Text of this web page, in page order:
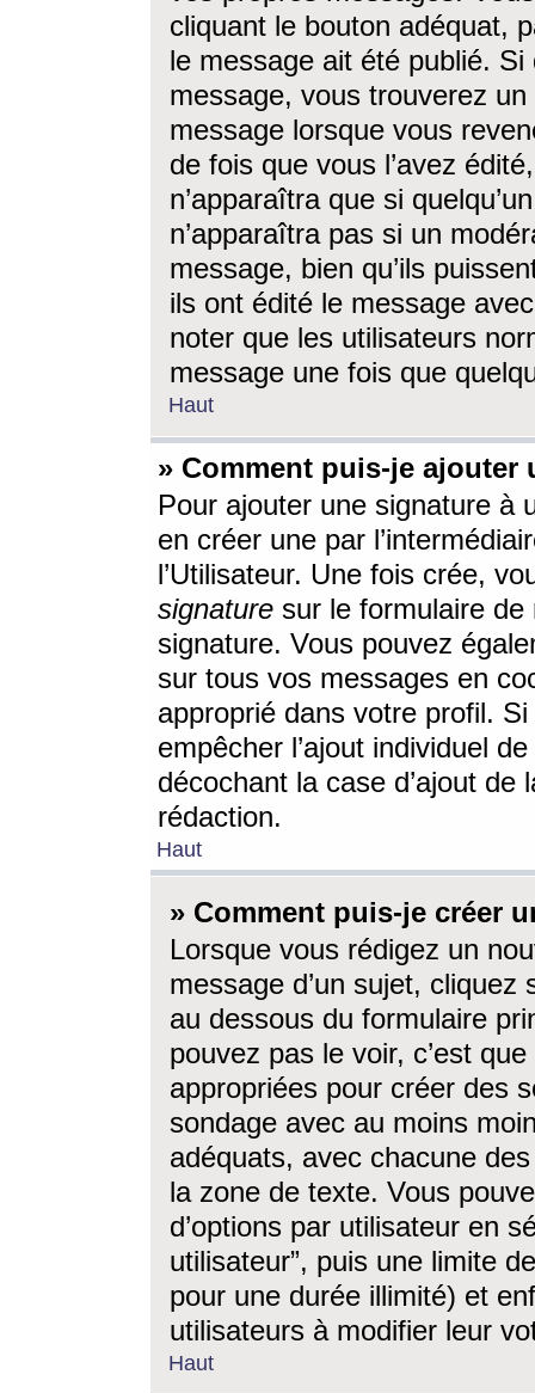
cliquant le bouton adéquat,
le message ait été publié. Si
message, vous trouverez
message lorsque vous
de fois que vous l’avez
n’apparaîtra que si
n’apparaîtra pas si un
message, bien qu’ils
ils ont édité le message
noter que les utilisateurs
message une fois que
Haut
» Comment puis-je ajouter
Pour ajouter une signature à
en créer une par
l’Utilisateur. Une fois crée,
signature sur le formulaire de
signature. Vous pouvez
sur tous vos messages en
approprié dans votre profil.
empêcher l’ajout individuel
décochant la case d’ajout
rédaction.
Haut
» Comment puis-je créer
Lorsque vous rédigez un
message d’un sujet, cliquez
au dessous du formulaire
pouvez pas le voir, c’est
appropriées pour créer des
sondage avec au moins
adéquats, avec chacune
la zone de texte. Vous
d’options par utilisateur en
utilisateur”, puis une limite
pour une durée illimité) et
utilisateurs à modifier leur
Haut